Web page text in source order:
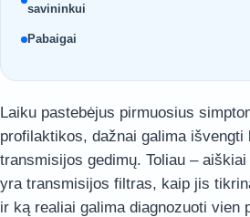
savininkui
Pabaigai
Laiku pastebėjus pirmuosius
profilaktikos, dažnai galima išvengti
transmisijos gedimų. Toliau –
yra transmisijos filtras, kaip jis
ir ką realiai galima diagnozuoti vien